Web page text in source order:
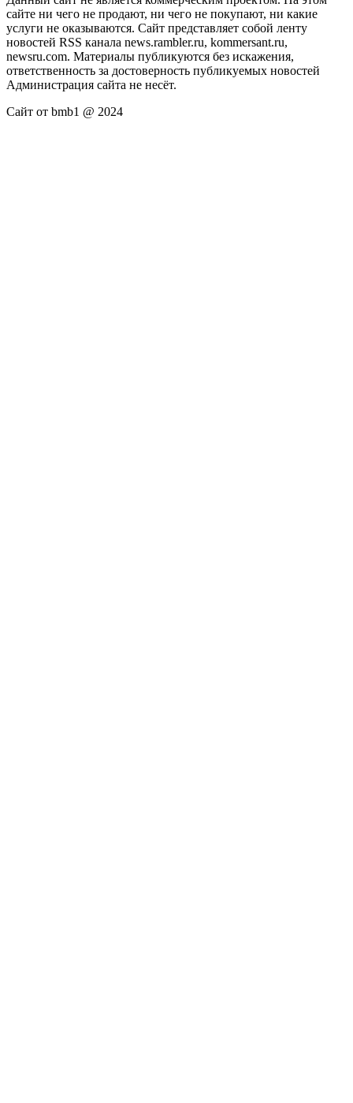
сайте ни чего не продают, ни чего не покупают, ни какие
услуги не оказываются. Сайт представляет собой ленту
новостей RSS канала news.rambler.ru, kommersant.ru,
newsru.com. Материалы публикуются без искажения,
ответственность за достоверность публикуемых новостей
Администрация сайта не несёт.
Сайт от bmb1 @ 2024